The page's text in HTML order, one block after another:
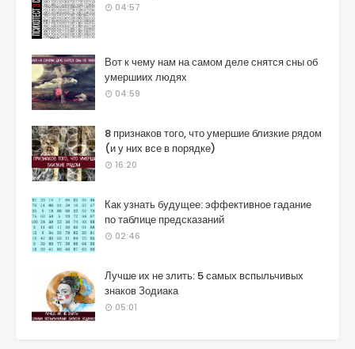
04:57
Вот к чему нам на самом деле снятся сны об
умершиих людях
04:59
8 признаков того, что умершие близкие рядом
(и у них все в порядке)
16:20
Как узнать будущее: эффективное гадание
по таблице предсказаний
02:46
Лучше их не злить: 5 самых вспыльчивых
знаков Зодиака
05:01